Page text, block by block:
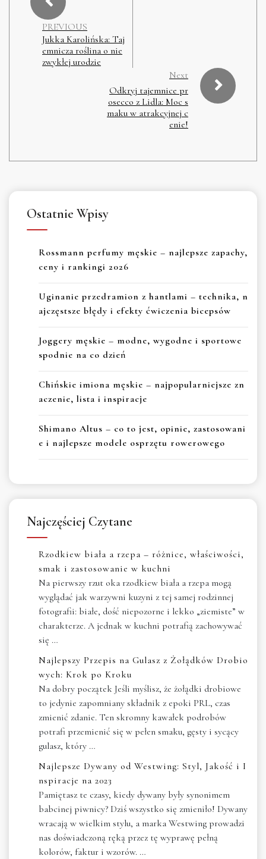
PREVIOUS
Jukka Karolińska: Taj
emnicza roślina o nie
zwykłej urodzie
Next
Odkryj tajemnice pr
osecco z Lidla: Moc s
maku w atrakcyjnej c
enie!
Ostatnie Wpisy
Rossmann perfumy męskie – najlepsze zapachy,
ceny i rankingi 2026
Uginanie przedramion z hantlami – technika, n
ajczęstsze błędy i efekty ćwiczenia bicepsów
Joggery męskie – modne, wygodne i sportowe
spodnie na co dzień
Chińskie imiona męskie – najpopularniejsze zn
aczenie, lista i inspiracje
Shimano Altus – co to jest, opinie, zastosowani
e i najlepsze modele osprzętu rowerowego
Najczęściej Czytane
Rzodkiew biała a rzepa – różnice, właściwości,
smak i zastosowanie w kuchni
Na pierwszy rzut oka rzodkiew biała a rzepa mogą
wyglądać jak warzywni kuzyni z tej samej rodzinnej
fotografii: białe, dość niepozorne i lekko „ziemiste” w
charakterze. A jednak w kuchni potrafią zachowywać
się …
Najlepszy Przepis na Gulasz z Żołądków Drobio
wych: Krok po Kroku
Na dobry początek Jeśli myślisz, że żołądki drobiowe
to jedynie zapomniany składnik z epoki PRL, czas
zmienić zdanie. Ten skromny kawałek podrobów
potrafi przemienić się w pełen smaku, gęsty i sycący
gulasz, który …
Najlepsze Dywany od Westwing: Styl, Jakość i I
nspiracje na 2023
Pamiętasz te czasy, kiedy dywany były synonimem
babcinej piwnicy? Dziś wszystko się zmieniło! Dywany
wracają w wielkim stylu, a marka Westwing prowadzi
nas doświadczoną ręką przez tę wyprawę pełną
kolorów, faktur i wzorów. …